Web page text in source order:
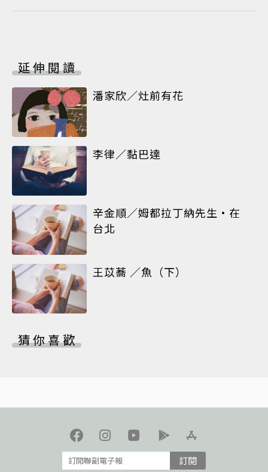
延伸閱讀
潘家欣／灶前有花
李律／黏巴達
辛金順／姆都拉丁納先生•在
台北
王苡蕎 ／魚（下）
猜你喜歡
訂閱